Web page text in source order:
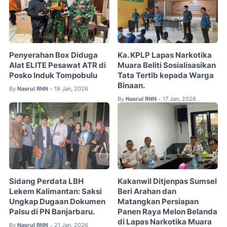
Penyerahan Box Diduga
Alat ELITE Pesawat ATR di
Posko Induk Tompobulu
By Nasrul RNN • 19 Jan, 2026
Ka. KPLP Lapas Narkotika
Muara Beliti Sosialisasikan
Tata Tertib kepada Warga
Binaan.
By Nasrul RNN • 17 Jan, 2026
Sidang Perdata LBH
Lekem Kalimantan: Saksi
Ungkap Dugaan Dokumen
Palsu di PN Banjarbaru.
By Nasrul RNN • 21 Jan, 2026
Kakanwil Ditjenpas Sumsel
Beri Arahan dan
Matangkan Persiapan
Panen Raya Melon Belanda
di Lapas Narkotika Muara